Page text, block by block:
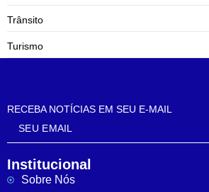
Trânsito
Turismo
RECEBA NOTÍCIAS EM SEU E-MAIL
Institucional
Sobre Nós